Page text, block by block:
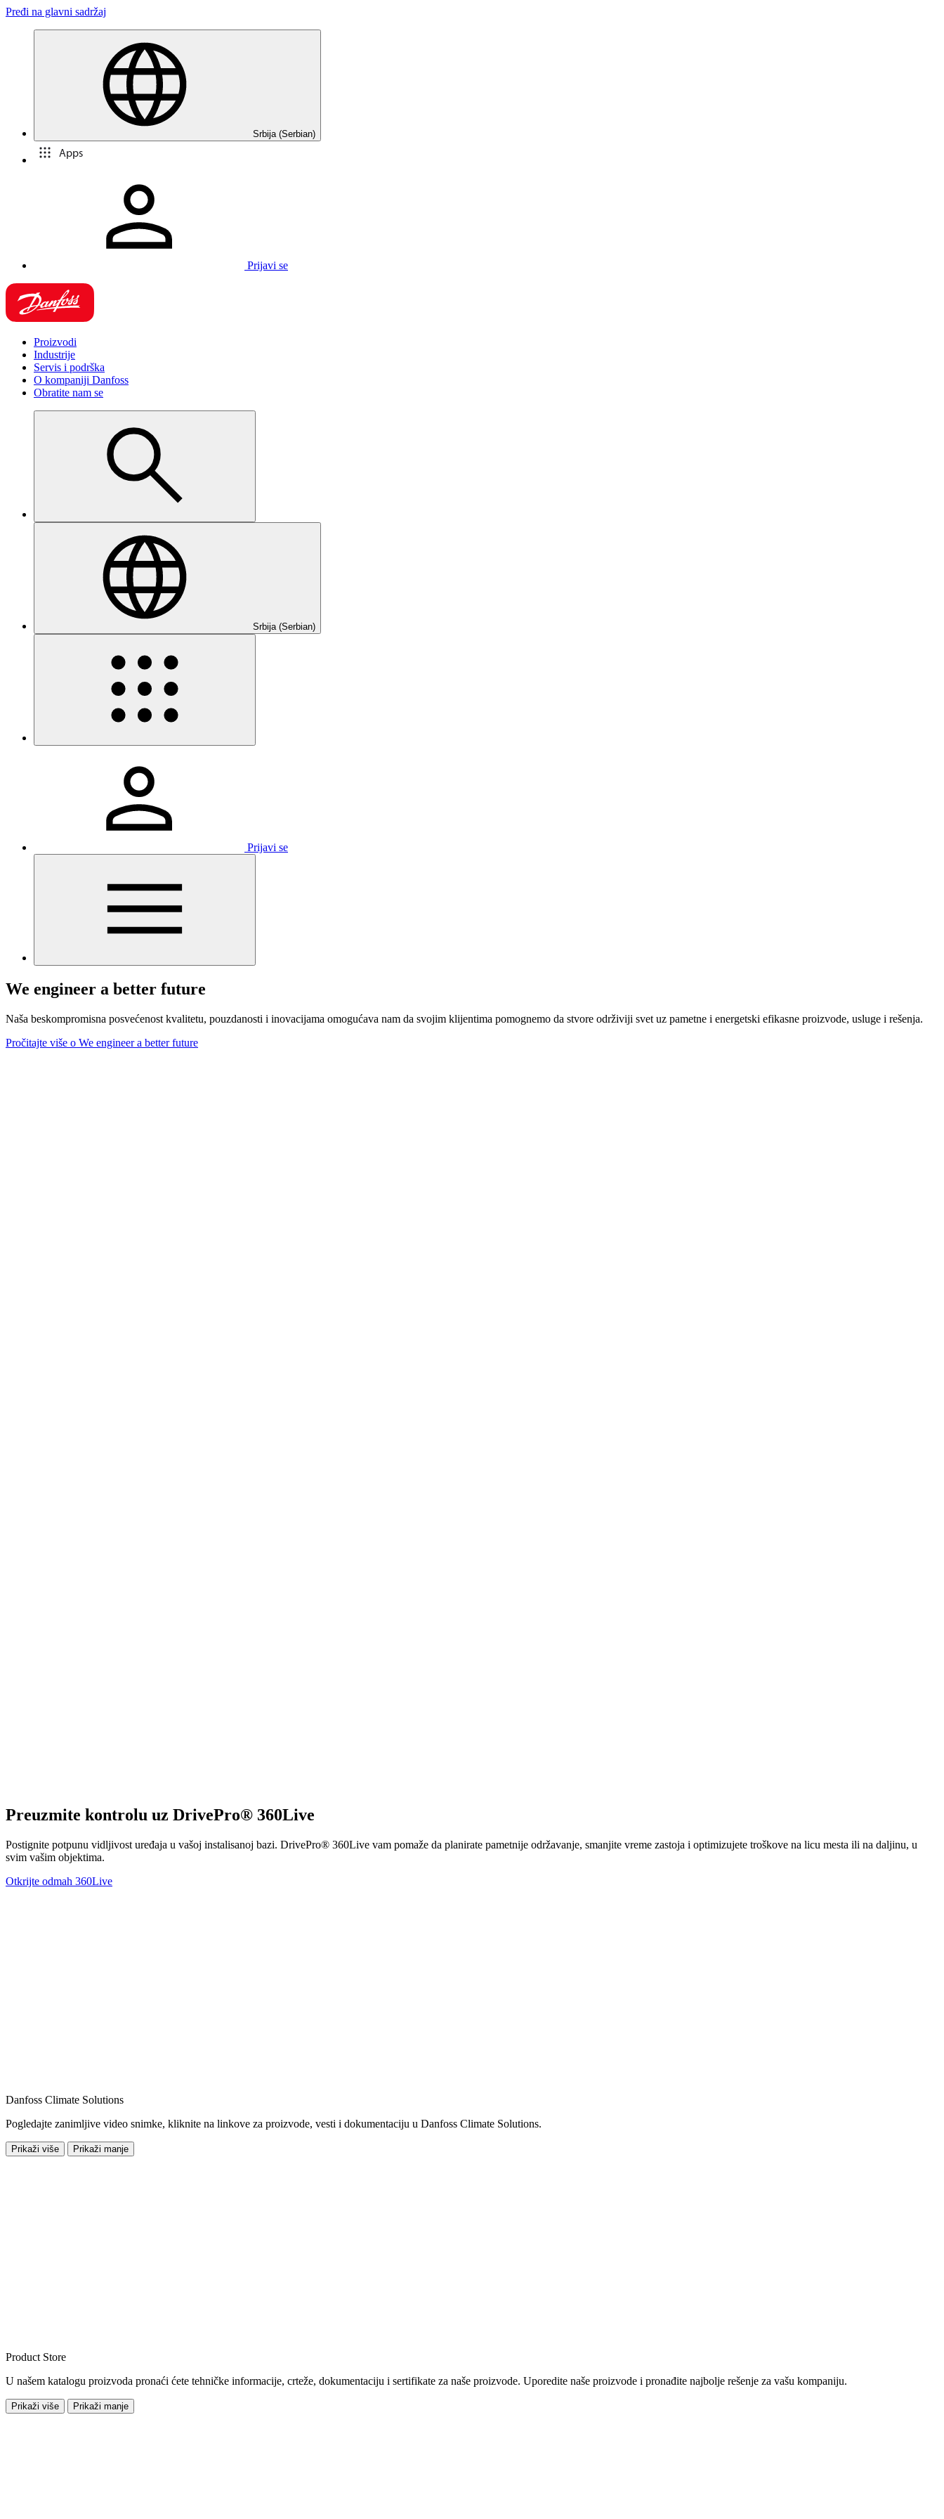
Pređi na glavni sadržaj
Srbija (Serbian)
Apps
Prijavi se
Proizvodi
Industrije
Servis i podrška
O kompaniji Danfoss
Obratite nam se
Srbija (Serbian)
Prijavi se
We engineer a better future
Naša beskompromisna posvećenost kvalitetu, pouzdanosti i inovacijama omogućava nam da svojim klijentima pomognemo da stvore održiviji svet uz pametne i energetski efikasne proizvode, usluge i rešenja.
Pročitajte više o We engineer a better future
Preuzmite kontrolu uz DrivePro® 360Live
Postignite potpunu vidljivost uređaja u vašoj instalisanoj bazi. DrivePro® 360Live vam pomaže da planirate pametnije održavanje, smanjite vreme zastoja i optimizujete troškove na licu mesta ili na daljinu, u
svim vašim objektima.
Otkrijte odmah 360Live
Danfoss Climate Solutions
Pogledajte zanimljive video snimke, kliknite na linkove za proizvode, vesti i dokumentaciju u Danfoss Climate Solutions.
Prikaži više Prikaži manje
Product Store
U našem katalogu proizvoda pronaći ćete tehničke informacije, crteže, dokumentaciju i sertifikate za naše proizvode. Uporedite naše proizvode i pronađite najbolje rešenje za vašu kompaniju.
Prikaži više Prikaži manje